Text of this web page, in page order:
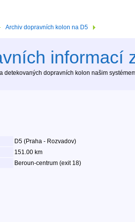
Archiv dopravních kolon na D5
informací
detekovaných dopravních kolon našim
D5 (Praha - Rozvadov)
151.00 km
Beroun-centrum (exit 18)